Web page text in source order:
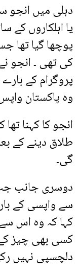
دہلی میں انجو
یا اہلکاروں کے
پوچھا گیا
کی تھی ۔ انجو
پروگرام کے
وہ پاکستان
انجو کا کہنا
طلاق دینے کے
گی۔
دوسری جانب
سے واپسی کے
کہا کہ وہ اس
کسی بھی چیز
دلچسپی نہیں